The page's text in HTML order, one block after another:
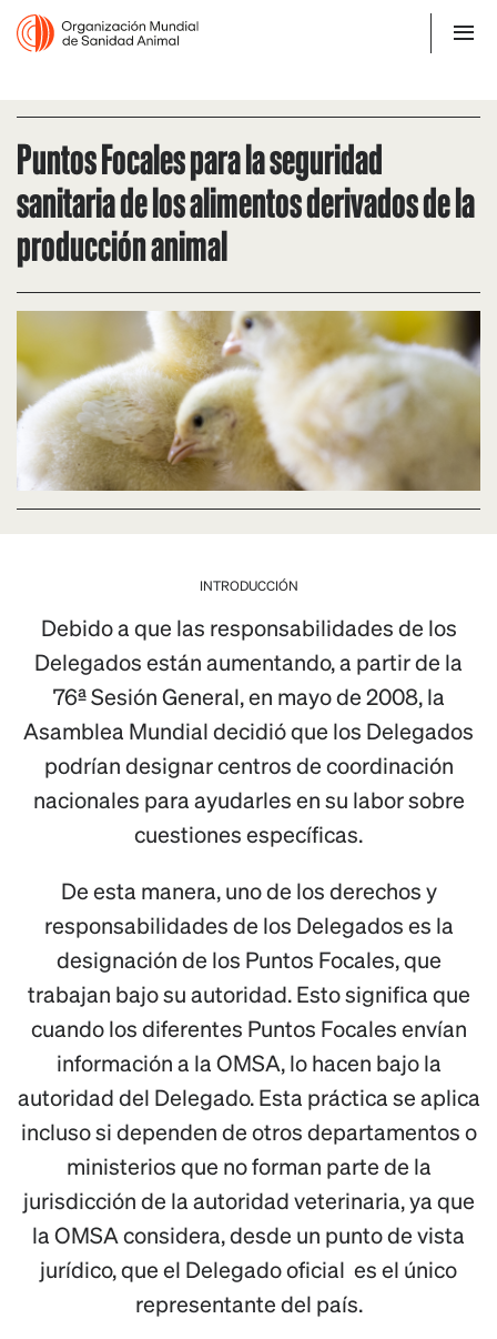
Puntos Focales para la seguridad
sanitaria de los alimentos derivados de la
producción animal
INTRODUCCIÓN
Debido a que las responsabilidades de los
Delegados están aumentando, a partir de la
76ª Sesión General, en mayo de 2008, la
Asamblea Mundial decidió que los Delegados
podrían designar centros de coordinación
nacionales para ayudarles en su labor sobre
cuestiones específicas.
De esta manera, uno de los derechos y
responsabilidades de los Delegados es la
designación de los Puntos Focales, que
trabajan bajo su autoridad. Esto significa que
cuando los diferentes Puntos Focales envían
información a la OMSA, lo hacen bajo la
autoridad del Delegado. Esta práctica se aplica
incluso si dependen de otros departamentos o
ministerios que no forman parte de la
jurisdicción de la autoridad veterinaria, ya que
la OMSA considera, desde un punto de vista
jurídico, que el Delegado oficial es el único
representante del país.